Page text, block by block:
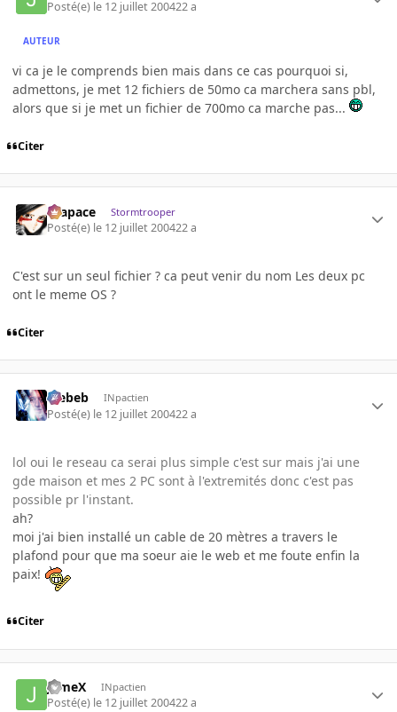
Posté(e) le 12 juillet 200422 a
AUTEUR
vi ca je le comprends bien mais dans ce cas pourquoi si,
admettons, je met 12 fichiers de 50mo ca marchera sans pbl,
alors que si je met un fichier de 700mo ca marche pas...
Citer
Krapace Stormtrooper
Posté(e) le 12 juillet 200422 a
C'est sur un seul fichier ? ca peut venir du nom Les deux pc
ont le meme OS ?
Citer
Trebeb INpactien
Posté(e) le 12 juillet 200422 a
lol oui le reseau ca serai plus simple c'est sur mais j'ai une
gde maison et mes 2 PC sont à l'extremités donc c'est pas
possible pr l'instant.
ah?
moi j'ai bien installé un cable de 20 mètres a travers le
plafond pour que ma soeur aie le web et me foute enfin la
paix!
Citer
JameX INpactien
Posté(e) le 12 juillet 200422 a